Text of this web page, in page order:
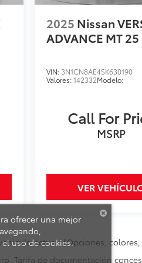
2025 Nissan
ADVANCE MT 25
VIN: 3N1CN8AE4SK630190
Valores:142332Modelo:
Call For
MSRP
VER
actual. (Opciones,
Tarifa de documentación
ofrecer una mejor
uso de cookies.